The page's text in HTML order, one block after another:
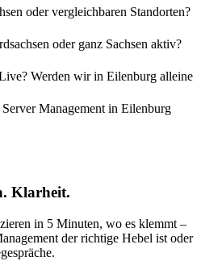
oder vergleichbaren Standorten?
oder ganz Sachsen aktiv?
Werden wir in Eilenburg alleine
Management in Eilenburg
Klarheit.
in 5 Minuten, wo es klemmt –
der richtige Hebel ist oder